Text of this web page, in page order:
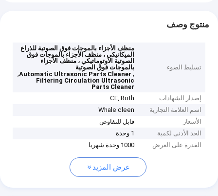
منتوج وصف
تسليط الضوء
منظف ​​الأجزاء بالموجات فوق الصوتية للذراع
الميكانيكي ، منظف الأجزاء بالموجات فوق
الصوتية الأوتوماتيكي ، منظف الأجزاء
بالموجات فوق الصوتية
,
Automatic Ultrasonic Parts Cleaner
,
Filtering Circulation Ultrasonic
Parts Cleaner
إصدار الشهادات
CE, Roth
اسم العلامة التجارية
Whale cleen
الأسعار
قابل للتفاوض
الحد الأدنى لكمية
1 وحدة
القدرة على العرض
1000 وحدة شهريا
عرض المزيد